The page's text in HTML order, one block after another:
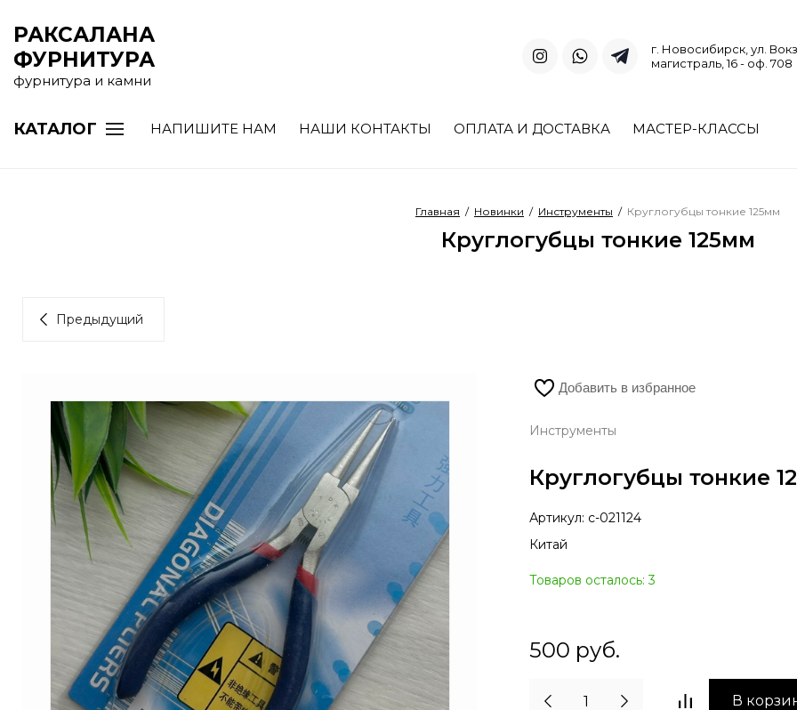
РАКСАЛАНА
ФУРНИТУРА
фурнитура и камни
г. Новосибирск, ул.
магистраль, 16 - оф. 708
КАТАЛОГ НАПИШИТЕ НАМ НАШИ КОНТАКТЫ ОПЛАТА И ДОСТАВКА МАСТЕР-КЛАССЫ
Главная / Новинки / Инструменты / Круглогубцы тонкие 125мм
Круглогубцы тонкие 125мм
Предыдущий
Добавить в избранное
Инструменты
Круглогубцы тонкие
Артикул: с-021124
Китай
Товаров осталось: 3
500 руб.
В